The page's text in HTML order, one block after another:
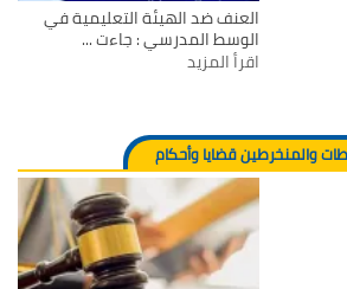
العنف ضد الهيئة التعليمية في
الوسط المدرسي : جاءت ...
اقرأ المزيد
والمنخرطين قضايا وأحكام